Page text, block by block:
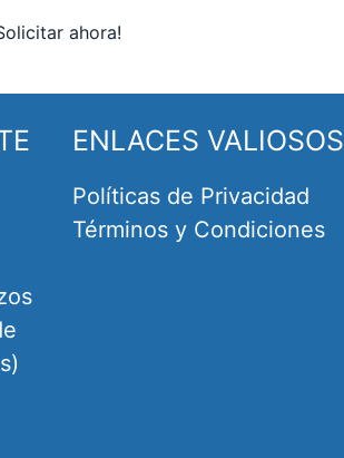
ahora!
ENLACES VALIOSOS
Políticas de Privacidad
Términos y Condiciones